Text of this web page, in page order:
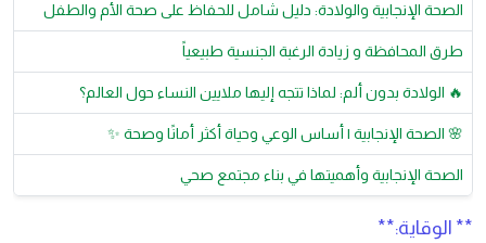
الصحة الإنجابية والولادة: دليل شامل للحفاظ على صحة الأم والطفل
طرق المحافظة و زيادة الرغبة الجنسية طبيعياً
🔥 الولادة بدون ألم: لماذا تتجه إليها ملايين النساء حول العالم؟
🌸 الصحة الإنجابية | أساس الوعي وحياة أكثر أمانًا وصحة ✨
الصحة الإنجابية وأهميتها في بناء مجتمع صحي
** الوقاية:**